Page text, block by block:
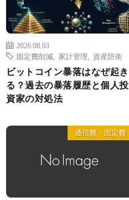
2026.08.03
固定費削減
家計管理 資産防衛
ビットコイン暴落はなぜ起き
る？過去の暴落履歴と個人投
資家の対処法
通信費・固定費